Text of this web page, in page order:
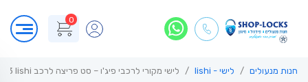
0
חנות מנעולים לישי - lishi לישי מקורי לרכבי פיג'ו – סט פריצה לרכב HU83 lishi